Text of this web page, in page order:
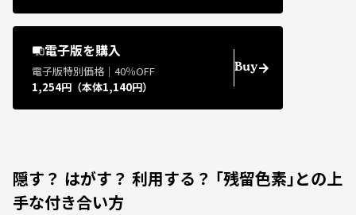
電子版を購入
電子版特別価格｜40％OFF
1,254円（本体1,140円）
Buy
隠す？ はがす？ 利用する？ ｢残留色素｣との上
手な付き合い方